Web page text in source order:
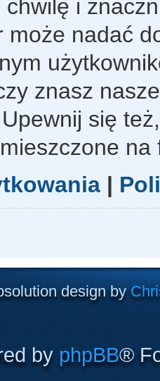
i
może nadać
znasz
się
na
|
design by
by phpBB®